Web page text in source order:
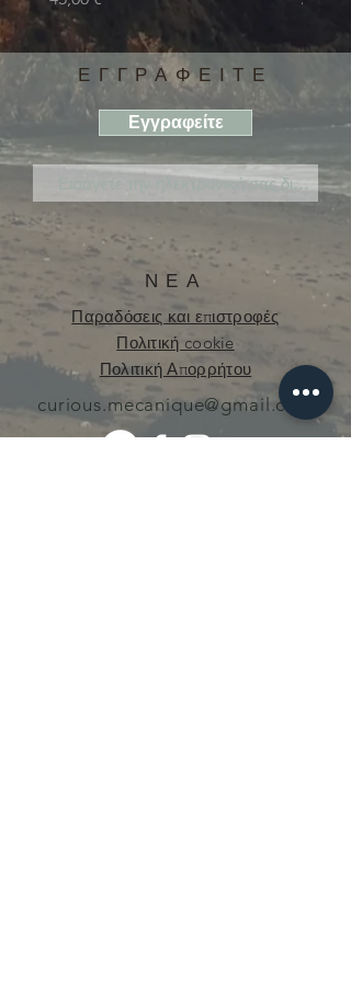
ΕΓΓΡΑΦΕΙΤΕ
Εγγραφείτε
ΝΕΑ
Παραδόσεις και επιστροφές
Πολιτική cookie
Πολιτική Απορρήτου
curious.mecanique@gmail.com